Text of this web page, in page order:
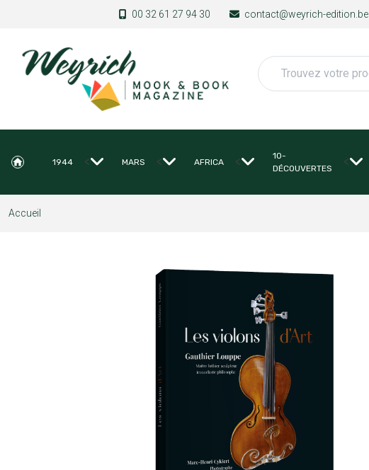
Aller au contenu principal 00 32 61 27 94 30 contact@weyrich-edition.be
Rechercher
1944 < MARS < AFRICA <
10-
DÉCOUVERTES
<
Accueil